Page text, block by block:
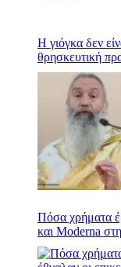
Η γιόγκα δεν είναι γυμναστική αλλά
θρησκευτική
Πόσα χρήματα
και Moderna